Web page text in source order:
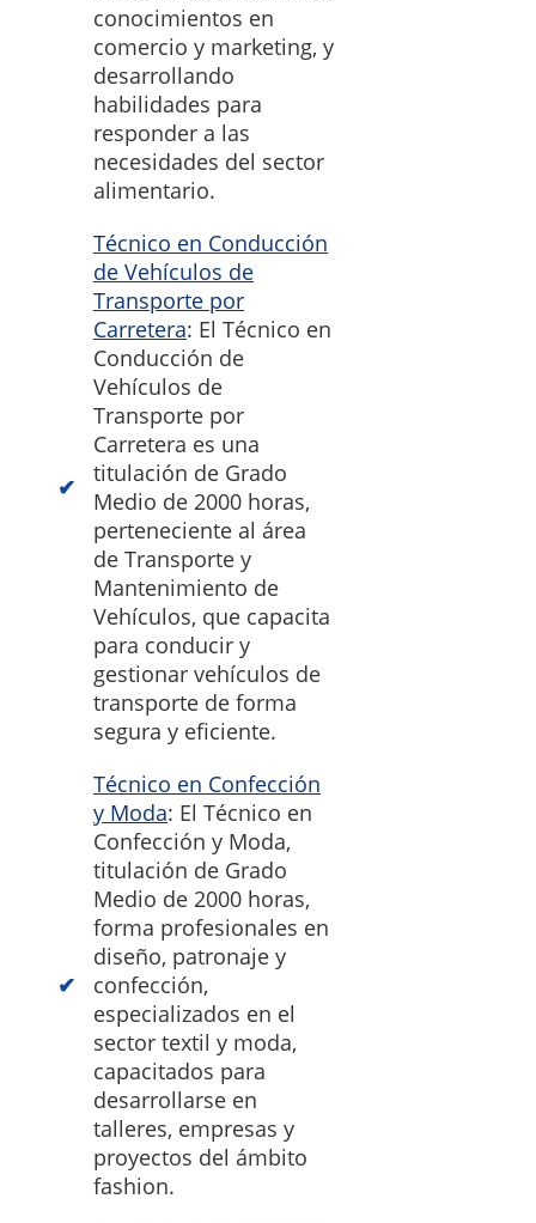
conocimientos en
comercio y marketing, y
desarrollando
habilidades para
responder a las
necesidades del sector
alimentario.
Técnico en Conducción
de Vehículos de
Transporte por
Carretera: El Técnico en
Conducción de
Vehículos de
Transporte por
Carretera es una
titulación de Grado
Medio de 2000 horas,
perteneciente al área
de Transporte y
Mantenimiento de
Vehículos, que capacita
para conducir y
gestionar vehículos de
transporte de forma
segura y eficiente.
Técnico en Confección
y Moda: El Técnico en
Confección y Moda,
titulación de Grado
Medio de 2000 horas,
forma profesionales en
diseño, patronaje y
confección,
especializados en el
sector textil y moda,
capacitados para
desarrollarse en
talleres, empresas y
proyectos del ámbito
fashion.